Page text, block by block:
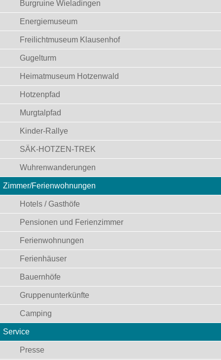
Burgruine Wieladingen
Energiemuseum
Freilichtmuseum Klausenhof
Gugelturm
Heimatmuseum Hotzenwald
Hotzenpfad
Murgtalpfad
Kinder-Rallye
SÄK-HOTZEN-TREK
Wuhrenwanderungen
Zimmer/Ferienwohnungen
Hotels / Gasthöfe
Pensionen und Ferienzimmer
Ferienwohnungen
Ferienhäuser
Bauernhöfe
Gruppenunterkünfte
Camping
Service
Presse